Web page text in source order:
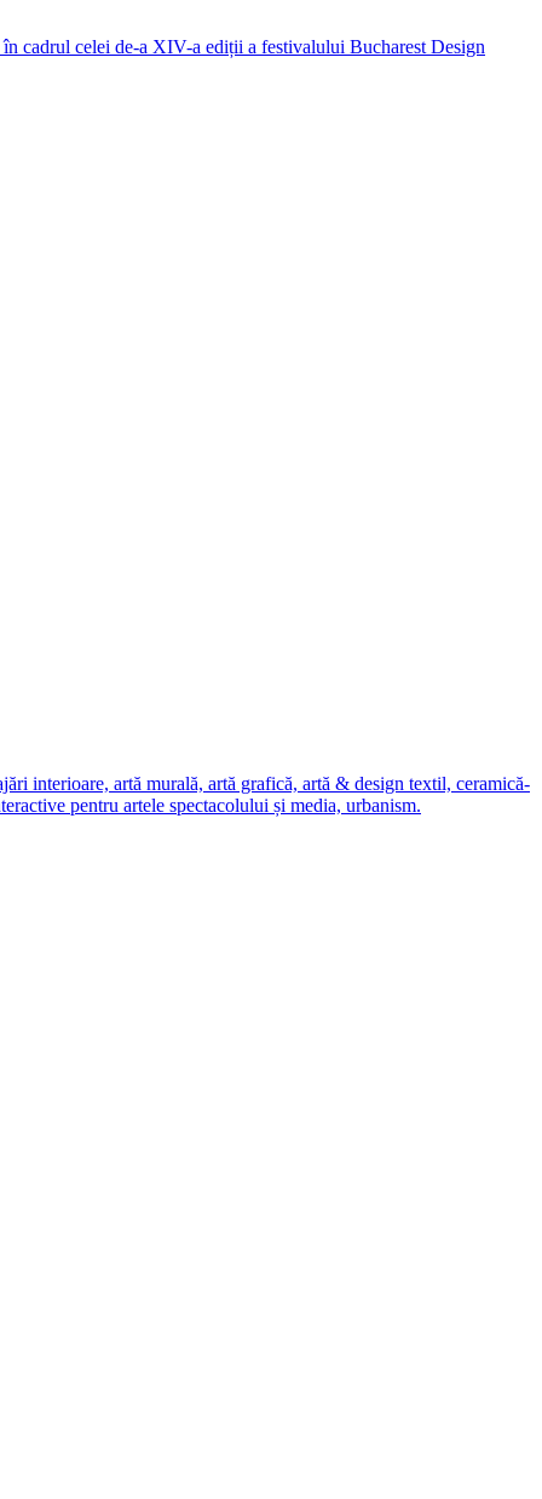
cadrul celei de-a XIV-a ediții a festivalului Bucharest Design
interioare, artă murală, artă grafică, artă & design textil, ceramică-
pentru artele spectacolului și media, urbanism.